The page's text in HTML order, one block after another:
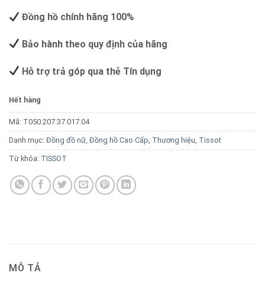
Đồng hồ chính hãng 100%
Bảo hành theo quy định của hãng
Hỗ trợ trả góp qua thẻ Tín dụng
Hết hàng
Mã: T050.207.37.017.04
Danh mục: Đồng đồ nữ, Đồng hồ Cao Cấp, Thương hiệu, Tissot
Từ khóa: TISSOT
MÔ TẢ